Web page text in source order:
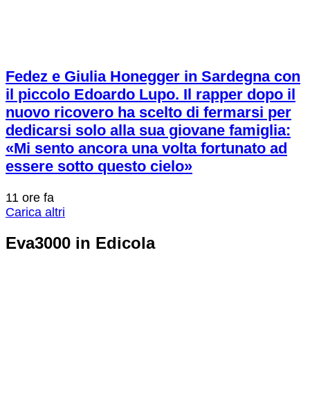
Fedez e Giulia Honegger in Sardegna con
il piccolo Edoardo Lupo. Il rapper dopo il
nuovo ricovero ha scelto di fermarsi per
dedicarsi solo alla sua giovane famiglia:
«Mi sento ancora una volta fortunato ad
essere sotto questo cielo»
11 ore fa
Carica altri
Eva3000 in Edicola